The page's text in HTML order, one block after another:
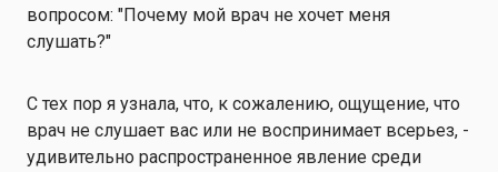
вопросом: "Почему мой врач не хочет меня
слушать?"
С тех пор я узнала, что, к сожалению, ощущение, что
врач не слушает вас или не воспринимает всерьез, -
удивительно распространенное явление среди